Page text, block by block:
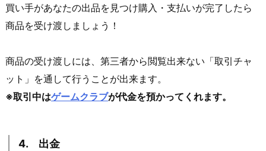
買い手があなたの出品を見つけ購入・支払いが完了したら
商品を受け渡しましょう！
商品の受け渡しには、第三者から閲覧出来ない「取引チャ
ット」を通して行うことが出来ます。
※取引中はゲームクラブが代金を預かってくれます。
4. 出金